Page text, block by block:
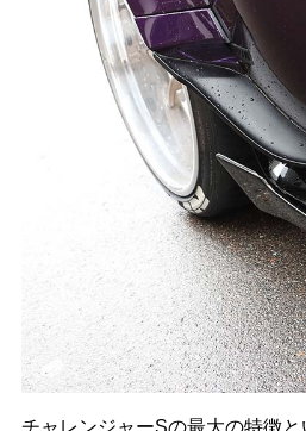
チャレンジャーSの最大の特徴